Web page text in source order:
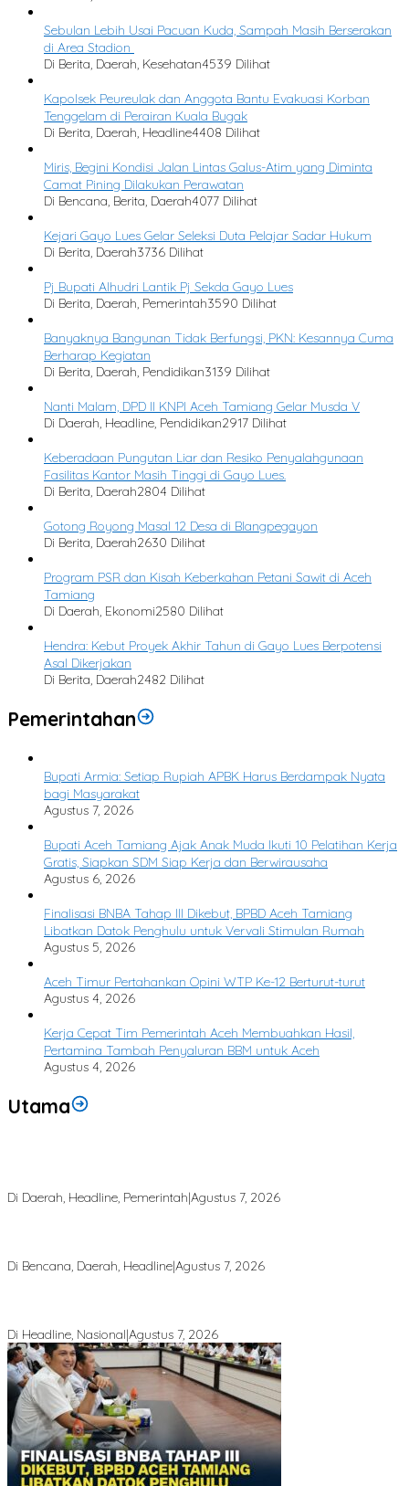
Sebulan Lebih Usai Pacuan Kuda, Sampah Masih Berserakan
di Area Stadion
Di Berita, Daerah, Kesehatan4539 Dilihat
Kapolsek Peureulak dan Anggota Bantu Evakuasi Korban
Tenggelam di Perairan Kuala Bugak
Di Berita, Daerah, Headline4408 Dilihat
Miris, Begini Kondisi Jalan Lintas Galus-Atim yang Diminta
Camat Pining Dilakukan Perawatan
Di Bencana, Berita, Daerah4077 Dilihat
Kejari Gayo Lues Gelar Seleksi Duta Pelajar Sadar Hukum
Di Berita, Daerah3736 Dilihat
Pj Bupati Alhudri Lantik Pj Sekda Gayo Lues
Di Berita, Daerah, Pemerintah3590 Dilihat
Banyaknya Bangunan Tidak Berfungsi, PKN: Kesannya Cuma
Berharap Kegiatan
Di Berita, Daerah, Pendidikan3139 Dilihat
Nanti Malam, DPD II KNPI Aceh Tamiang Gelar Musda V
Di Daerah, Headline, Pendidikan2917 Dilihat
Keberadaan Pungutan Liar dan Resiko Penyalahgunaan
Fasilitas Kantor Masih Tinggi di Gayo Lues.
Di Berita, Daerah2804 Dilihat
Gotong Royong Masal 12 Desa di Blangpegayon
Di Berita, Daerah2630 Dilihat
Program PSR dan Kisah Keberkahan Petani Sawit di Aceh
Tamiang
Di Daerah, Ekonomi2580 Dilihat
Hendra: Kebut Proyek Akhir Tahun di Gayo Lues Berpotensi
Asal Dikerjakan
Di Berita, Daerah2482 Dilihat
Pemerintahan
Bupati Armia: Setiap Rupiah APBK Harus Berdampak Nyata
bagi Masyarakat
Agustus 7, 2026
Bupati Aceh Tamiang Ajak Anak Muda Ikuti 10 Pelatihan Kerja
Gratis, Siapkan SDM Siap Kerja dan Berwirausaha
Agustus 6, 2026
Finalisasi BNBA Tahap III Dikebut, BPBD Aceh Tamiang
Libatkan Datok Penghulu untuk Vervali Stimulan Rumah
Agustus 5, 2026
Aceh Timur Pertahankan Opini WTP Ke-12 Berturut-turut
Agustus 4, 2026
Kerja Cepat Tim Pemerintah Aceh Membuahkan Hasil,
Pertamina Tambah Penyaluran BBM untuk Aceh
Agustus 4, 2026
Utama
Di Daerah, Headline, Pemerintah|Agustus 7, 2026
Di Bencana, Daerah, Headline|Agustus 7, 2026
Di Headline, Nasional|Agustus 7, 2026